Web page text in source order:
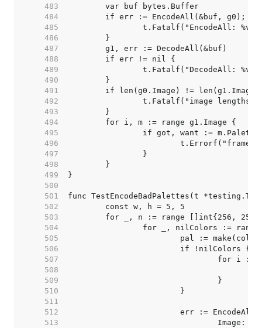
   483
   484
   485
   486
   487
   488
   489
   490
   491
   492
   493
   494
   495
   496
   497
   498
   499
   500
   501
   502
   503
   504
   505
   506
   507
   508
   509
   510
   511
   512
   513